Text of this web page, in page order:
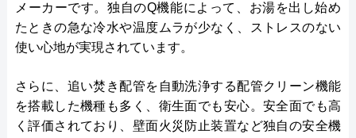
メーカーです。独自のQ機能によって、お湯を出し始め
たときの急な冷水や温度ムラが少なく、ストレスのない
使い心地が実現されています。
さらに、追い焚き配管を自動洗浄する配管クリーン機能
を搭載した機種も多く、衛生面でも安心。安全面でも高
く評価されており、壁面火災防止装置など独自の安全機